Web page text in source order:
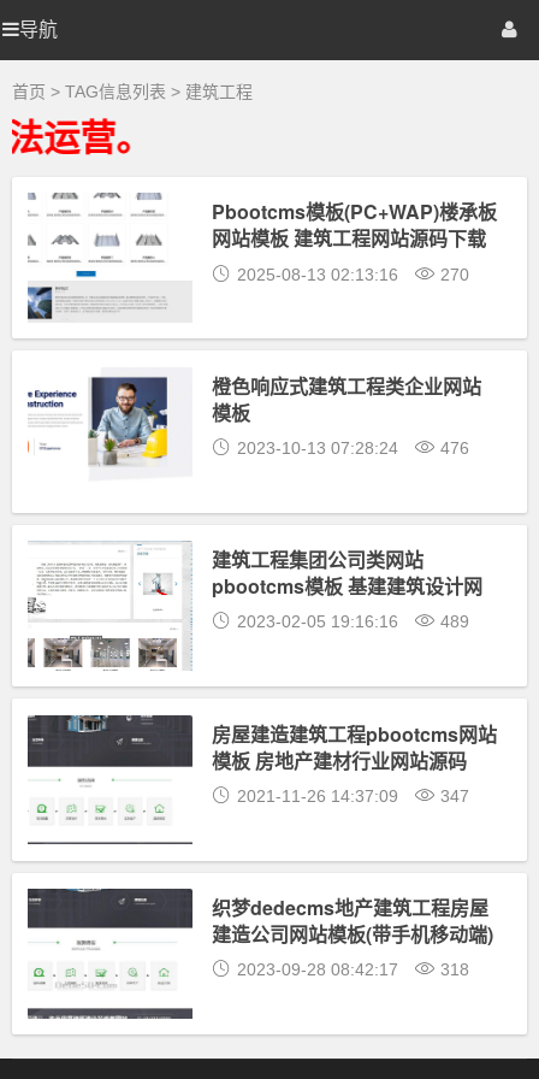
导航
程
大
-
建
程
相
关
最
新
资
源
下
优
选
源
棋牌源码 建站资源
首页 > TAG信息列表 > 建筑工程
运营。
Pbootcms模板(PC+WAP)楼承板
网站模板 建筑工程网站源码下载
2025-08-13 02:13:16 270
橙色响应式建筑工程类企业网站
模板
2023-10-13 07:28:24 476
建筑工程集团公司类网站
pbootcms模板 基建建筑设计网
站源码下载
2023-02-05 19:16:16 489
房屋建造建筑工程pbootcms网站
模板 房地产建材行业网站源码
2021-11-26 14:37:09 347
织梦dedecms地产建筑工程房屋
建造公司网站模板(带手机移动端)
2023-09-28 08:42:17 318